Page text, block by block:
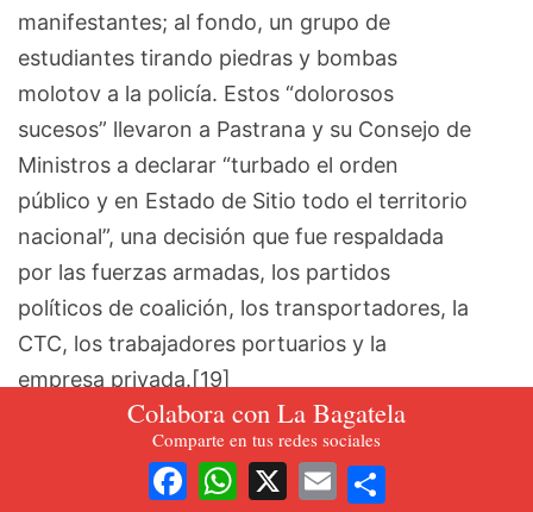
manifestantes; al fondo, un grupo de
estudiantes tirando piedras y bombas
molotov a la policía. Estos “dolorosos
sucesos” llevaron a Pastrana y su Consejo de
Ministros a declarar “turbado el orden
público y en Estado de Sitio todo el territorio
nacional”, una decisión que fue respaldada
por las fuerzas armadas, los partidos
políticos de coalición, los transportadores, la
CTC, los trabajadores portuarios y la
empresa privada.[19]
La declaratoria de estado de sitio se sintió en
amplios sectores de la sociedad colombiana.
Colabora con La Bagatela
Comparte en tus redes sociales
FacebookWhatsApp
X Email